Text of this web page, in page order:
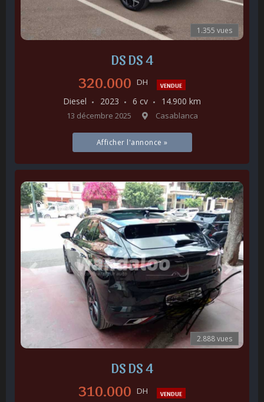
1.355 vues
DS DS 4
320.000 DH VENDUE
Diesel 2023 6 cv 14.900 km
13 décembre 2025 Casablanca
Afficher l'annonce »
2.888 vues
DS DS 4
310.000 DH VENDUE